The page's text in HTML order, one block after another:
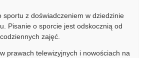
sportu z doświadczeniem w dziedzinie
Pisanie o sporcie jest odskocznią od
codziennych zajęć.
prawach telewizyjnych i nowościach na